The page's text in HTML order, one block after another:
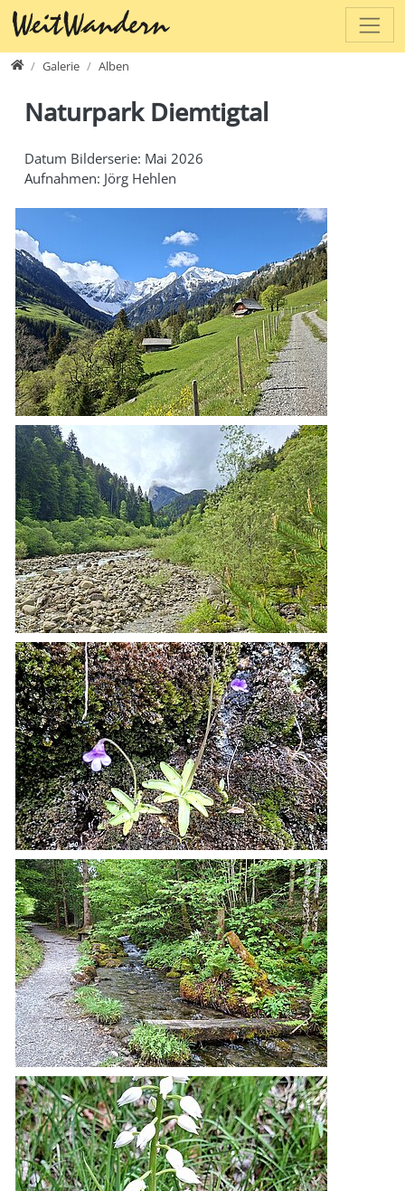
Direkt zur Hauptnavigation springen
Direkt zum Inhalt springen
www.weitwandern.ch
Galerie Alben
Naturpark Diemtigtal
Datum Bilderserie: Mai 2026
Aufnahmen: Jörg Hehlen